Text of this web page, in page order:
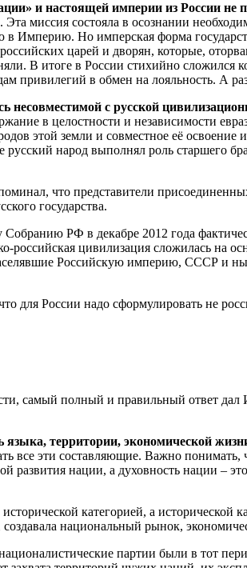
и настоящей империи из России не
миссия состояла в осознании
Империю. Но имперская форма
царей и дворян, которые,
В итоге в России стихийно сложился
привилегий в обмен на лояльность. А
несовместимой с русской
в целостности и независимости
этой земли и совместное её
народ выполнял роль старшего
что представители
государства.
РФ в декабре 2012 года
российская цивилизация сложилась на
Российскую империю, СССР и
для России надо сформулировать не
самый полный и правильный ответ
территории, экономической
все эти составляющие. Важно
развития нации, а духовность нации –
категорией, а
национальный рынок,
партии были в тот